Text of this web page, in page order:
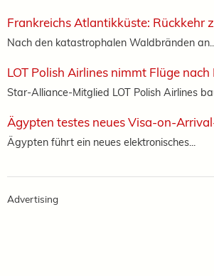
Frankreichs Atlantikküste: Rückkehr
Nach den katastrophalen Waldbränden an...
LOT Polish Airlines nimmt Flüge
Star-Alliance-Mitglied LOT Polish Airlines
Ägypten testes neues Visa-on-
Ägypten führt ein neues elektronisches...
Advertising